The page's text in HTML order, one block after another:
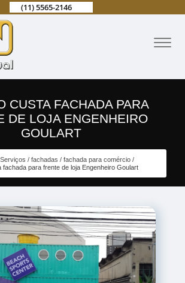
(11) 5565-2146
CUSTA FACHADA PARA
DE LOJA ENGENHEIRO
GOULART
Serviços fachadas
fachada para comércio
fachada para frente de loja Engenheiro Goulart